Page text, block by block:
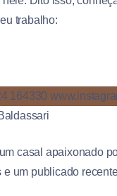
trabalho:
casal apaixonado
um publicado